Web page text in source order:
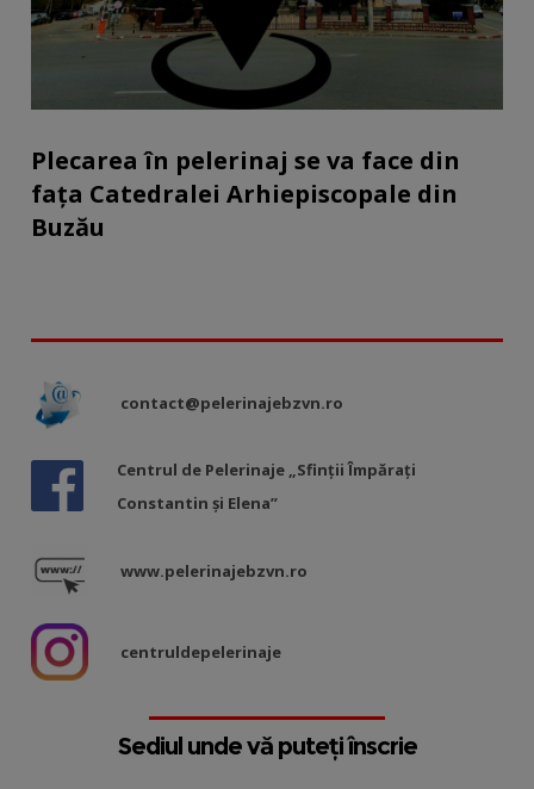
Plecarea în pelerinaj se va face din
fața Catedralei Arhiepiscopale din
Buzău
contact@pelerinajebzvn.ro
Centrul de Pelerinaje „Sfinții Împărați
Constantin și Elena”
www.pelerinajebzvn.ro
centruldepelerinaje
Sediul unde vă puteți înscrie